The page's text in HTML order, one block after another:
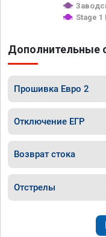
Stage
Дополнительные
Прошивка Евро 2
Отключение ЕГР
Возврат стока
Отстрелы